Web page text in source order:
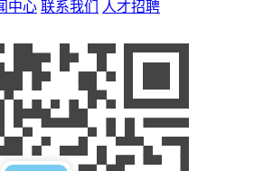
中心 联系我们 人才招聘